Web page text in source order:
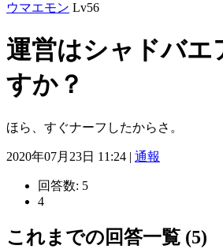
ウマエモン Lv56
運営はシャドバエ
すか？
ほら、すぐナーフしたからさ。
2020年07月23日 11:24 | 通報
回答数: 5
4
これまでの回答一覧 (5)